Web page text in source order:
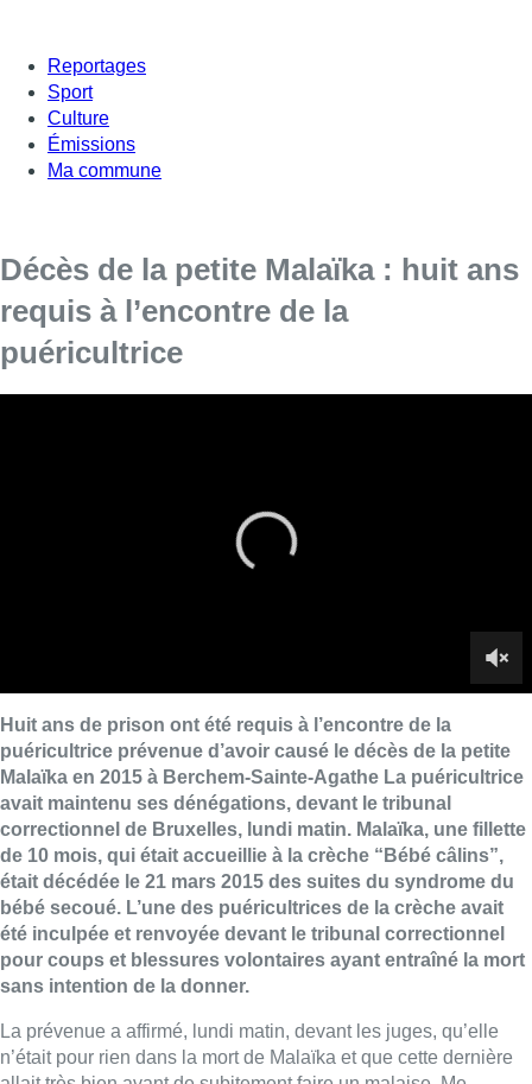
Reportages
Sport
Culture
Émissions
Ma commune
Décès de la petite Malaïka : huit ans
requis à l’encontre de la
puéricultrice
correctionnel de Bruxelles, lundi matin. Malaïka, une fillette
de 10 mois, qui était accueillie à la crèche “Bébé câlins”,
était décédée le 21 mars 2015 des suites du syndrome du
La prévenue a affirmé, lundi matin, devant les juges, qu’elle
n’était pour rien dans la mort de Malaïka et que cette dernière
allait très bien avant de subitement faire un malaise. Me
Michèle Hirsch a ensuite pris la parole au nom de la mère et de
la grand-mère de l’enfant.“C’est un acte volontaire, commis en
pleine conscience, de la part d’une professionnelle de
l’enfance”, a-t-elle estimé. Me Hirsch a réclamé un dommage
moral de 75.000 euros pour la mère et de 15.000 euros pour la
grand-mère. Les débats se poursuivront lundi après-midi et
mardi matin.
Malaïka, un bébé de 10 mois, était décédée à l’hôpital des
suites d’une hémorragie interne
, le 21 mars 2015. Elle y
avait été admise après avoir fait un malaise à la crèche “Bébé
câlins” à Berchem-Sainte-Agathe. L’autopsie avait ensuite